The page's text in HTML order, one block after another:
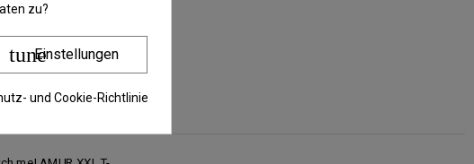
zu?
tuneEinstellungen
und Cookie-Richtlinie